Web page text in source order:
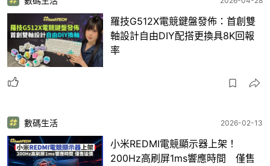
羅技G512X電競鍵盤發佈：首創雙
軸設計自由DIY配搭更換具8K回報
率
數碼生活 2026-02-13
小米REDMI電競顯示器上架！
200Hz高刷屏1ms響應時間 僅售